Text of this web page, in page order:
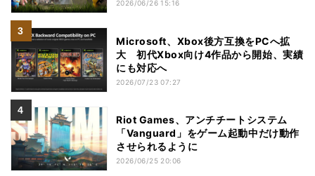
2026/06/26 15:16
Microsoft、Xbox後方互換をPCへ拡
大 初代Xbox向け4作品から開始、実績
にも対応へ
2026/07/23 07:27
Riot Games、アンチチートシステム
「Vanguard」をゲーム起動中だけ動作
させられるように
2026/06/25 20:06